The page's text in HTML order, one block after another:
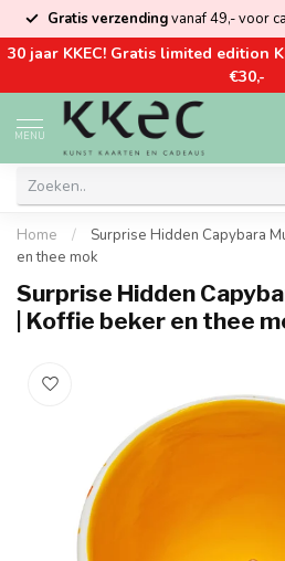
Gratis verzendingvanaf 49,- voor
30 jaar KKEC! Gratis limited edition
€30,-
MENU
Home /
Surprise Hidden Capybara
en thee mok
Surprise Hidden
| Koffie beker en thee